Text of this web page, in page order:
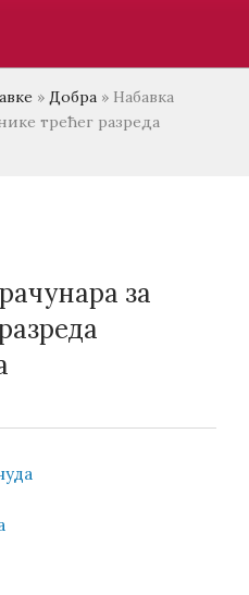
» Добра » Набавка
трећег разреда
за